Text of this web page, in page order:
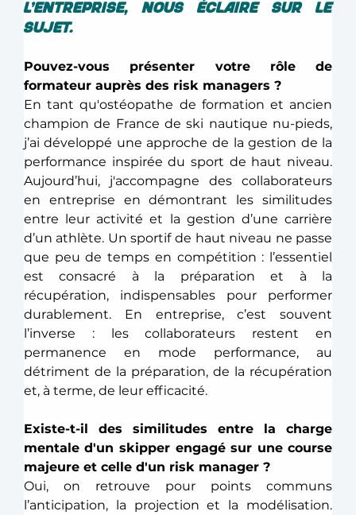
l’entreprise, nous éclaire sur le
sujet.
Pouvez-vous présenter votre rôle de
formateur auprès des risk managers ?
En tant qu'ostéopathe de formation et ancien
champion de France de ski nautique nu-pieds,
j’ai développé une approche de la gestion de la
performance inspirée du sport de haut niveau.
Aujourd’hui, j'accompagne des collaborateurs
en entreprise en démontrant les similitudes
entre leur activité et la gestion d’une carrière
d’un athlète. Un sportif de haut niveau ne passe
que peu de temps en compétition : l’essentiel
est consacré à la préparation et à la
récupération, indispensables pour performer
durablement. En entreprise, c’est souvent
l’inverse : les collaborateurs restent en
permanence en mode performance, au
détriment de la préparation, de la récupération
et, à terme, de leur efficacité.
Existe-t-il des similitudes entre la charge
mentale d'un skipper engagé sur une course
majeure et celle d'un risk manager ?
Oui, on retrouve pour points communs
l’anticipation, la projection et la modélisation.